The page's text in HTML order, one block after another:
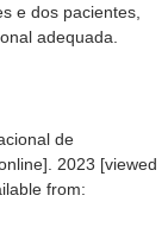
e dos pacientes,
adequada.
de
2023 [viewed
from: